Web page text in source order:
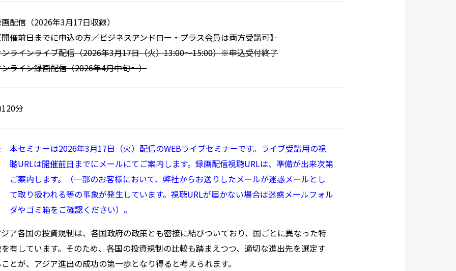
配信（2026年3月17日収録）
催前日までに申込の方／ビジネスアンドロー・プラス会員は両方受講可】
ラインライブ配信（2026年3月17日（火）13:00～15:00）※申込受付終了
ライン録画配信（2026年4月中旬～）
分
セミナーは2026年3月17日（火）配信のWEBライブセミナーです。ライブ受講用の視
聴URLは開催前日 までにメールにてご案内します。録画配信視聴URLは、準備が出来次第
ご案内します。（一部のお客様において、弊社からお送りしたメールが迷惑メールとし
て取り扱われる等の事象が発生しています。視聴URLが届かない場合は迷惑メールフォル
ダやゴミ箱をご確認ください）。
ア各国の投資規制は、各国政府の政策とも密接に結びついており、国ごとに異なった特
有しています。そのため、各国の投資規制の比較も踏まえつつ、適切な進出先を選定す
とが、アジア進出の成功の第一歩となり得ると考えられます。